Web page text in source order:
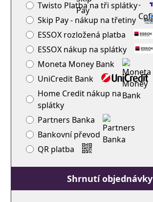
Twisto Platba na tři splátky
Skip Pay - nákup na třetiny
ESSOX rozložená platba
ESSOX nákup na splátky
Moneta Money Bank
UniCredit Bank
Home Credit nákup na
splátky
Partners Banka
Bankovní převod
QR platba
Shrnutí objednávky